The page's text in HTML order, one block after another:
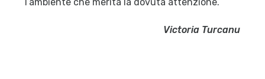
Victoria Turcanu